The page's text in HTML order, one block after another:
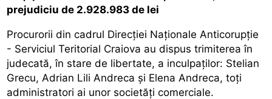
prejudiciu de 2.928.983 de lei
Procurorii din cadrul Direcţiei Naţionale Anticorupţie
- Serviciul Teritorial Craiova au dispus trimiterea în
judecată, în stare de libertate, a inculpaţilor: Stelian
Grecu, Adrian Lili Andreca şi Elena Andreca, toţi
administratori ai unor societăţi comerciale.